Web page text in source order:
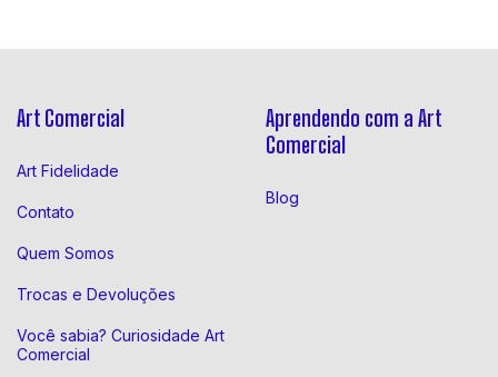
Art Comercial
Art Fidelidade
Contato
Quem Somos
Trocas e Devoluções
Você sabia? Curiosidade Art
Comercial
Aprendendo com a Art
Comercial
Blog